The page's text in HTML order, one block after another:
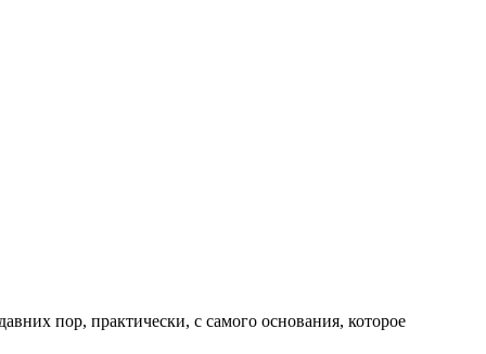
пор, практически, с самого основания, которое